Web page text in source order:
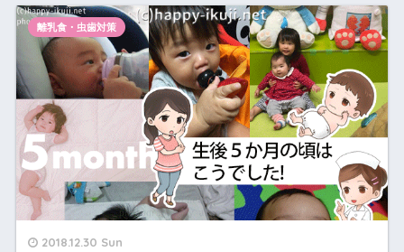
2018.12.30 Sun
離乳食・虫歯対策